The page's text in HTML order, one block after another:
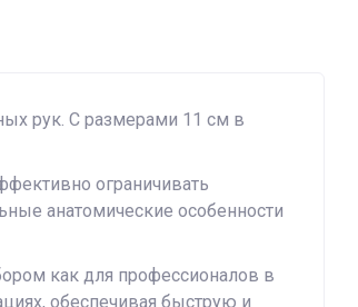
рук. С размерами 11 см в
ограничивать
анатомические особенности
как для профессионалов в
обеспечивая быструю и